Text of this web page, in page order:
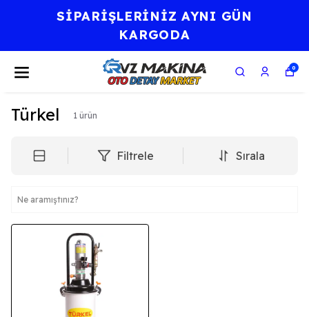
SİPARİŞLERİNİZ AYNI GÜN
KARGODA
0
Türkel 1 ürün
Filtrele Sırala